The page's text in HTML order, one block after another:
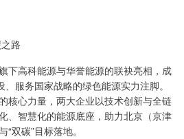
路
下高科能源与华誉能源的联袂亮相，成
、服务国家战略的绿色能源实力注脚。
核心力量，两大企业以技术创新与全链
、智慧化的能源底座，助力北京（京津
双碳”目标落地。